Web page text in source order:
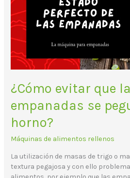
¿Cómo evitar que
empanadas se
horno?
Máquinas de alimentos rellenos
La utilización de masas de trigo o
textura pegajosa y con ello
empanadas
se
peguen
horno?